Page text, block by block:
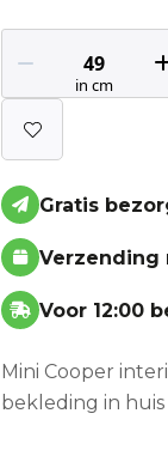
Gratis
Verzending
Voor 12:00
Mini Cooper
bekleding in